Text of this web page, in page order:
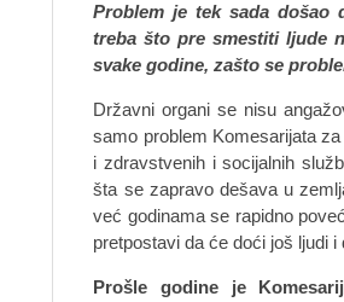
Problem je tek sada došao
treba što pre smestiti ljude
svake godine, zašto se
Državni organi se nisu
samo problem Komesarijata
i zdravstvenih i socijalnih
šta se zapravo dešava u
već godinama se rapidno
pretpostavi da će doći još ljudi
Prošle godine je